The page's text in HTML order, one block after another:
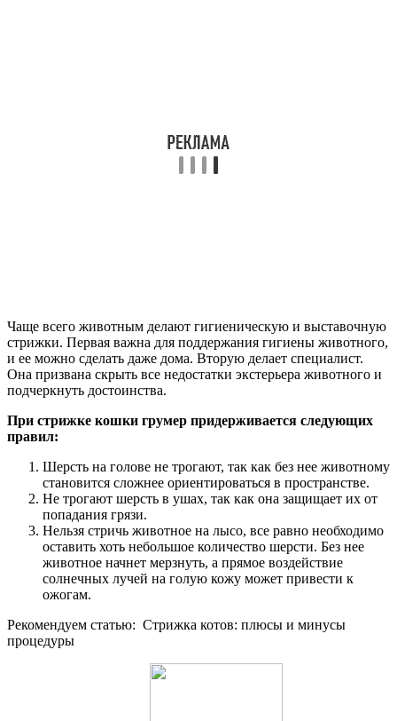
Чаще всего животным делают гигиеническую и выставочную
стрижки. Первая важна для поддержания гигиены животного,
и ее можно сделать даже дома. Вторую делает специалист.
Она призвана скрыть все недостатки экстерьера животного и
подчеркнуть достоинства.
При стрижке кошки грумер придерживается следующих
правил:
Шерсть на голове не трогают, так как без нее животному
становится сложнее ориентироваться в пространстве.
Не трогают шерсть в ушах, так как она защищает их от
попадания грязи.
Нельзя стричь животное на лысо, все равно необходимо
оставить хоть небольшое количество шерсти. Без нее
животное начнет мерзнуть, а прямое воздействие
солнечных лучей на голую кожу может привести к
ожогам.
Рекомендуем статью: Стрижка котов: плюсы и минусы
процедуры